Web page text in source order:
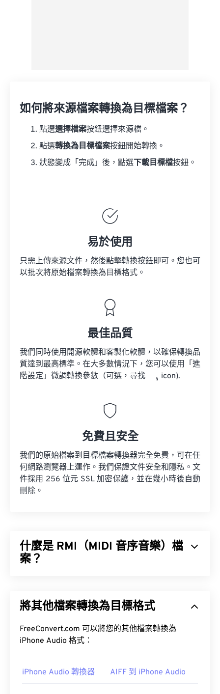
如何將來源檔案轉換為目標檔案？
點選選擇檔案按鈕選擇來源檔。
點選轉換為目標檔案按鈕開始轉換。
狀態變成「完成」後，點選 下載目標檔按鈕。
易於使用
只需上傳來源文件，然後點擊轉換按鈕即可。您也可
以批次將原始檔案轉換為目標格式。
最佳品質
我們同時使用開源軟體和客製化軟體，以確保轉換品
質達到最高標準。在大多數情況下，您可以使用「進
階設定」微調轉換參數（可選，尋找
icon).
免費且安全
我們的原始檔案到目標檔案轉換器完全免費，可在任
何網路瀏覽器上運作。我們保證文件安全和隱私。文
件採用 256 位元 SSL 加密保護，並在幾小時後自動
刪除。
什麼是 RMI（MIDI 音序音樂）檔
案？
中。在容器中，RMI 檔案的作用是提供指令和儲存
將其他檔案轉換為目標格式
FreeConvert.com 可以將您的其他檔案轉換為
iPhone Audio 格式：
iPhone Audio 轉換器 AIFF 到 iPhone Audio